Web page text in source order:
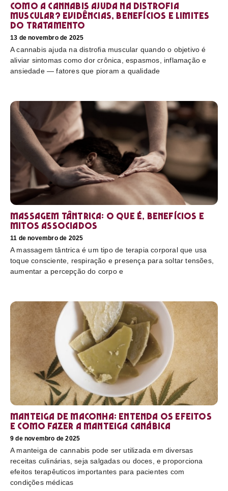
Como a cannabis ajuda na distrofia
muscular? Evidências, benefícios e limites
do tratamento
13 de novembro de 2025
A cannabis ajuda na distrofia muscular quando o objetivo é
aliviar sintomas como dor crônica, espasmos, inflamação e
ansiedade — fatores que pioram a qualidade
Massagem tântrica: o que é, benefícios e
mitos associados
11 de novembro de 2025
A massagem tântrica é um tipo de terapia corporal que usa
toque consciente, respiração e presença para soltar tensões,
aumentar a percepção do corpo e
Manteiga de maconha: entenda os efeitos
e como fazer a manteiga canábica
9 de novembro de 2025
A manteiga de cannabis pode ser utilizada em diversas
receitas culinárias, seja salgadas ou doces, e proporciona
efeitos terapêuticos importantes para pacientes com
condições médicas